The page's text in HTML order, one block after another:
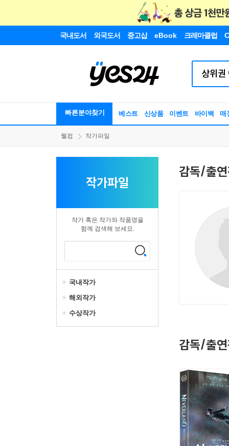
국내도서 외국도서 중고샵 eBook 크레마클럽
빠른분야찾기 베스트 신상품 이벤트 바이백 매
웰컴 작가파일
작가파일
작가 혹은 작가와 작품명을
함께 검색해 보세요.
국내작가
해외작가
수상작가
감독/출
감독/출